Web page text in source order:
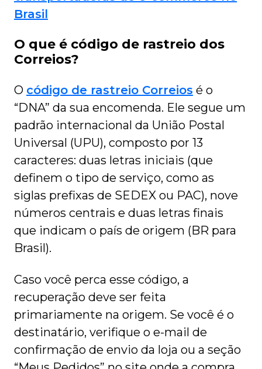
Brasil
O que é código de rastreio dos
Correios?
O código de rastreio Correios é o
“DNA” da sua encomenda. Ele segue um
padrão internacional da União Postal
Universal (UPU), composto por 13
caracteres: duas letras iniciais (que
definem o tipo de serviço, como as
siglas prefixas de SEDEX ou PAC), nove
números centrais e duas letras finais
que indicam o país de origem (BR para
Brasil).
Caso você perca esse código, a
recuperação deve ser feita
primariamente na origem. Se você é o
destinatário, verifique o e-mail de
confirmação de envio da loja ou a seção